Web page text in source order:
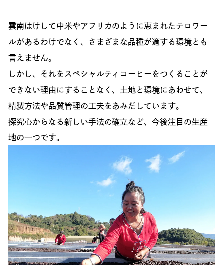
雲南はけして中米やアフリカのように恵まれたテロワー
ルがあるわけでなく、さまざまな品種が適する環境とも
言えません。
しかし、それをスペシャルティコーヒーをつくることが
できない理由にすることなく、土地と環境にあわせて、
精製方法や品質管理の工夫をあみだしています。
探究心からなる新しい手法の確立など、今後注目の生産
地の一つです。